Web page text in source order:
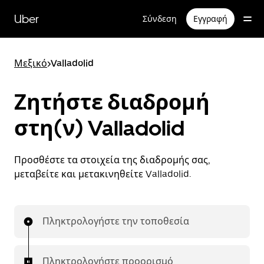
κύριο
περιεχόμενο
Uber Σύνδεση Εγγραφή
Μεξικό>Valladolid
Ζητήστε διαδρομή
στη(ν) Valladolid
Προσθέστε τα στοιχεία της διαδρομής σας,
μεταβείτε και μετακινηθείτε Valladolid.
Πληκτρολογήστε την τοποθεσία
Πληκτρολογήστε προορισμό